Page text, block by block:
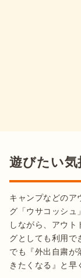
遊びたい気
キャンプなどのア
グ「ウサコッシュ
しながら、アウト
グとしても利用で
でも『外出自粛が